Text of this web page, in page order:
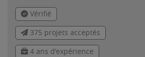
Vérifié
375 projets acceptés
4 ans d'expérience